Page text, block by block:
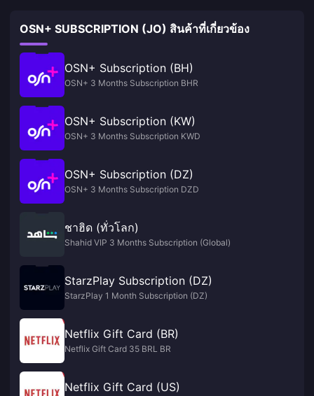
OSN+ SUBSCRIPTION (JO) สินค้าที่เกี่ยวข้อง
OSN+ Subscription (BH)
OSN+ 3 Months Subscription BHR
OSN+ Subscription (KW)
OSN+ 3 Months Subscription KWD
OSN+ Subscription (DZ)
OSN+ 3 Months Subscription DZD
ชาฮิด (ทั่วโลก)
Shahid VIP 3 Months Subscription (Global)
StarzPlay Subscription (DZ)
StarzPlay 1 Month Subscription (DZ)
Netflix Gift Card (BR)
Netflix Gift Card 35 BRL BR
Netflix Gift Card (US)